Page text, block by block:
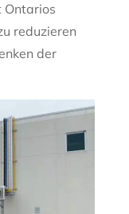
Ontarios
reduzieren
der